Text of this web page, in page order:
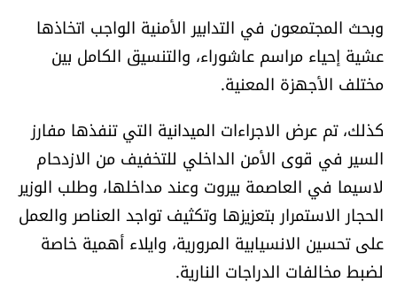
فصل من كتاب
اقرأ تضحك
كاميرا
سجالات
صحّة وصحن
الرياضة
وبحث المجتمعون في التدابير الأمنية الواجب اتخاذها
عشية إحياء مراسم عاشوراء، والتنسيق الكامل بين
مختلف الأجهزة المعنية.
كذلك، تم عرض الاجراءات الميدانية التي تنفذها مفارز
السير في قوى الأمن الداخلي للتخفيف من الازدحام
لاسيما في العاصمة بيروت وعند مداخلها، وطلب الوزير
الحجار الاستمرار بتعزيزها وتكثيف تواجد العناصر والعمل
على تحسين الانسيابية المرورية، وايلاء أهمية خاصة
لضبط مخالفات الدراجات النارية.